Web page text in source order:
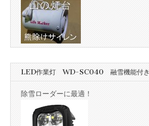
LED作業灯 WD-SC040 融雪機能付き
除雪ローダーに最適！